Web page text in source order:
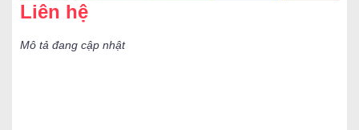
Liên hệ
Mô tả đang cập nhật